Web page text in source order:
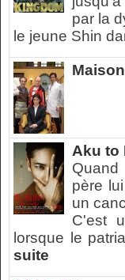
par la
le jeune Shin
Aku to
père
un
C'est
lorsque le
suite